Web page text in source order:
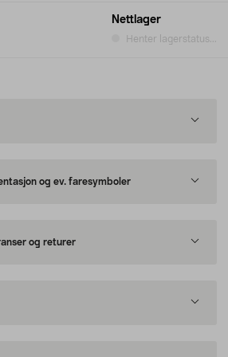
Nettlager
Henter lagerstatus...
og ev. faresymboler
og returer